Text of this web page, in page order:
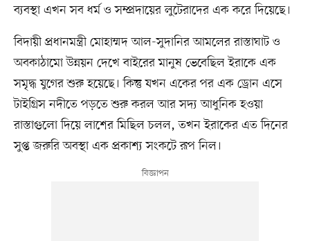
ব্যবস্থা এখন সব ধর্ম ও সম্প্রদায়ের লুটেরাদের এক করে দিয়েছে।
বিদায়ী প্রধানমন্ত্রী মোহাম্মদ আল-সুদানির আমলের রাস্তাঘাট ও
অবকাঠামো উন্নয়ন দেখে বাইরের মানুষ ভেবেছিল ইরাকে এক
সমৃদ্ধ যুগের শুরু হয়েছে। কিন্তু যখন একের পর এক ড্রোন এসে
টাইগ্রিস নদীতে পড়তে শুরু করল আর সদ্য আধুনিক হওয়া
রাস্তাগুলো দিয়ে লাশের মিছিল চলল, তখন ইরাকের এত দিনের
সুপ্ত জরুরি অবস্থা এক প্রকাশ্য সংকটে রূপ নিল।